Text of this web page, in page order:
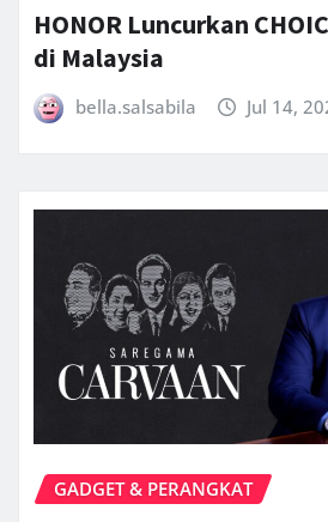
HONOR Luncurkan
di Malaysia
bella.salsabila Jul 14,
GADGET & PERANGKAT